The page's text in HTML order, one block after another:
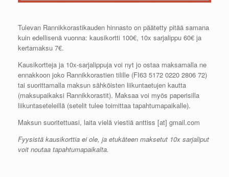
Tulevan Rannikkorastikauden hinnasto on päätetty pitää samana
kuin edellisenä vuonna: kausikortti 100€, 10x sarjalippu 60€ ja
kertamaksu 7€.
Kausikortteja ja 10x-sarjalippuja voi nyt jo ostaa maksamalla ne
ennakkoon joko Rannikkorastien tilille (FI63 5172 0220 2806 72)
tai suorittamalla maksun sähköisten liikuntaetujen kautta
(maksupaikaksi Rannikkorastit). Maksaa voi myös paperisilla
liikuntaseteleillä (setelit tulee toimittaa tapahtumapaikalle).
Maksun suoritettuasi, laita vielä viestiä anttiss [at] gmail.com
Fyysistä kausikorttia ei ole, ja etukäteen maksetut 10x sarjaliput
voit noutaa tapahtumapaikalta.